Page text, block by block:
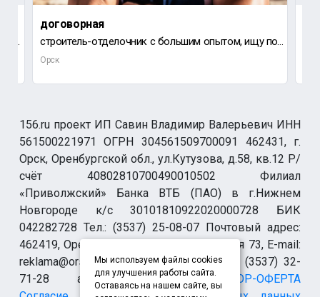
ООО "Ремонтно-механический завод" приглашает на работу инженера-электрика.
договорная
строитель-отделочник с большим опытом, ищу подработку.
Орск
156.ru проект ИП Савин Владимир Валерьевич ИНН
561500221971 ОГРН 304561509700091 462431, г.
Орск, Оренбургской обл., ул.Кутузова, д.58, кв.12 Р/
счёт 40802810700490010502 Филиал
«Приволжский» Банка ВТБ (ПАО) в г.Нижнем
Новгороде к/с 30101810922020000728 БИК
042282728 Тел.: (3537) 25-08-07 Почтовый адрес:
462419, Оренбургская обл., г. Орск-19 а/я 73, E-mail:
reklama@orsk.ru ТЕЛЕФОН МОДЕРАЦИИ (3537) 32-
71-28 allsupport@orsk.ruДОГОВОР-ОФЕРТА
Мы используем файлы cookies
для улучшения работы сайта.
Оставаясь на нашем сайте, вы